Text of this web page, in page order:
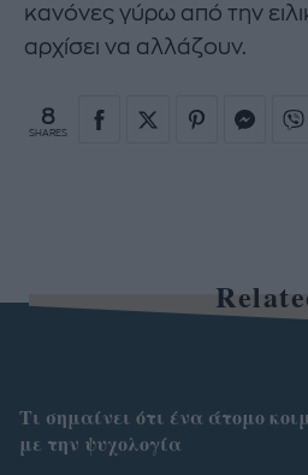
κανόνες γύρω από την
αρχίσει να αλλάζουν.
8
SHARES
Τι σημαίνει ότι ένα άτομο
με την ψυχολογία